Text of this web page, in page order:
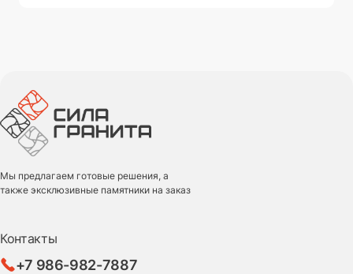
Мы предлагаем готовые решения, а
также эксклюзивные памятники на заказ
Контакты
+7 986-982-7887